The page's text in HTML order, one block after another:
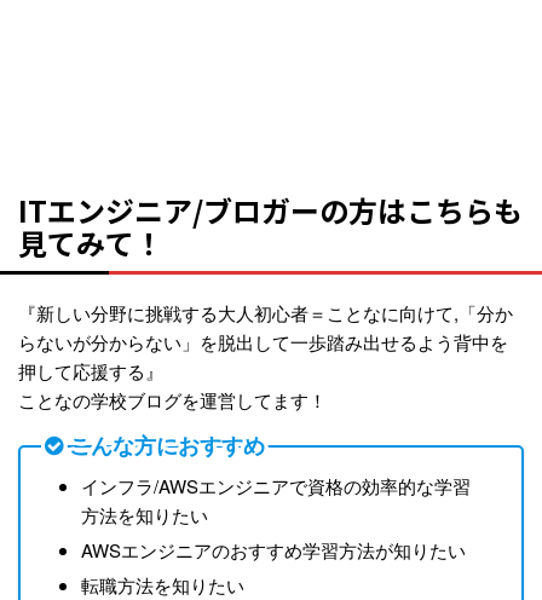
ITエンジニア/ブロガーの方はこちらも
見てみて！
『新しい分野に挑戦する大人初心者＝ことなに向けて,「分か
らないが分からない」を脱出して一歩踏み出せるよう背中を
押して応援する』
ことなの学校ブログを運営してます！
こんな方におすすめ
インフラ/AWSエンジニアで資格の効率的な学習
方法を知りたい
AWSエンジニアのおすすめ学習方法が知りたい
転職方法を知りたい